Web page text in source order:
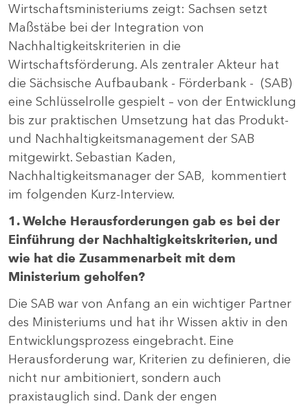
Wirtschaftsministeriums zeigt: Sachsen setzt
Maßstäbe bei der Integration von
Nachhaltigkeitskriterien in die
Wirtschaftsförderung. Als zentraler Akteur hat
die Sächsische Aufbaubank - Förderbank - (SAB)
eine Schlüsselrolle gespielt – von der Entwicklung
bis zur praktischen Umsetzung hat das Produkt-
und Nachhaltigkeitsmanagement der SAB
mitgewirkt. Sebastian Kaden,
Nachhaltigkeitsmanager der SAB, kommentiert
im folgenden Kurz-Interview.
1. Welche Herausforderungen gab es bei der
Einführung der Nachhaltigkeitskriterien, und
wie hat die Zusammenarbeit mit dem
Ministerium geholfen?
Die SAB war von Anfang an ein wichtiger Partner
des Ministeriums und hat ihr Wissen aktiv in den
Entwicklungsprozess eingebracht. Eine
Herausforderung war, Kriterien zu definieren, die
nicht nur ambitioniert, sondern auch
praxistauglich sind. Dank der engen